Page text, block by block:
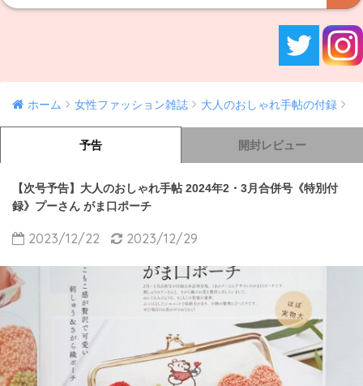
ホーム 女性ファッション雑誌 大人のおしゃれ手帖の付録
予告 開封レビュー
【次号予告】大人のおしゃれ手帖 2024年2・3月合併号《特別付
録》プーさん がま口ポーチ
2023/12/22 2023/12/29